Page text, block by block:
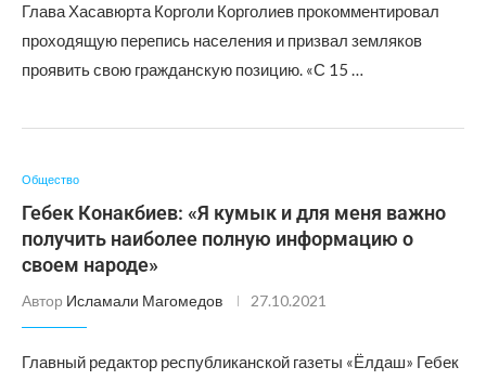
Глава Хасавюрта Корголи Корголиев прокомментировал
проходящую перепись населения и призвал земляков
проявить свою гражданскую позицию. «С 15 …
Общество
Гебек Конакбиев: «Я кумык и для меня важно
получить наиболее полную информацию о
своем народе»
Автор Исламали Магомедов 27.10.2021
Главный редактор республиканской газеты «Ёлдаш» Гебек